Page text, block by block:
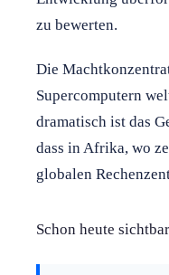
zu bewerten.
Die
Supercomputern
dramatisch ist das
dass in Afrika, wo
globalen
Schon heute